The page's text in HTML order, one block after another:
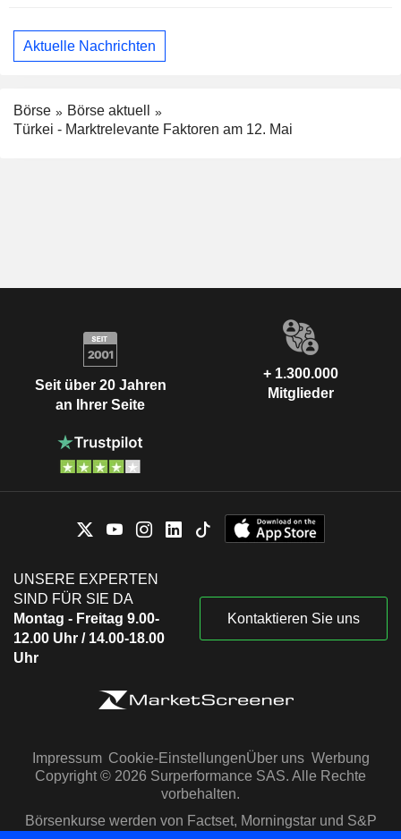
Aktuelle Nachrichten
Börse
Börse aktuell
Türkei - Marktrelevante Faktoren am 12. Mai
Seit über 20 Jahren
an Ihrer Seite
+ 1.300.000
Mitglieder
UNSERE EXPERTEN
SIND FÜR SIE DA
Montag - Freitag 9.00-
12.00 Uhr / 14.00-18.00
Uhr
Kontaktieren Sie uns
Impressum Cookie-EinstellungenÜber uns Werbung
Copyright © 2026 Surperformance SAS. Alle Rechte
vorbehalten.
Börsenkurse werden von Factset, Morningstar und S&P